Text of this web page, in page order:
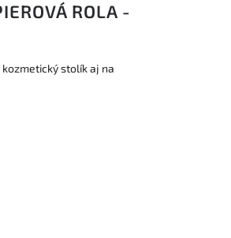
ROLA -
stolík aj na